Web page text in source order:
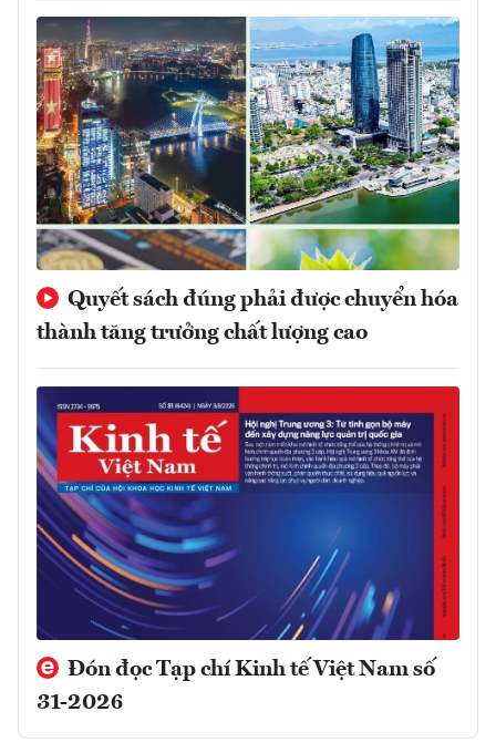
Quyết sách đúng phải được chuyển hóa
thành tăng trưởng chất lượng cao
Đón đọc Tạp chí Kinh tế Việt Nam số
31-2026